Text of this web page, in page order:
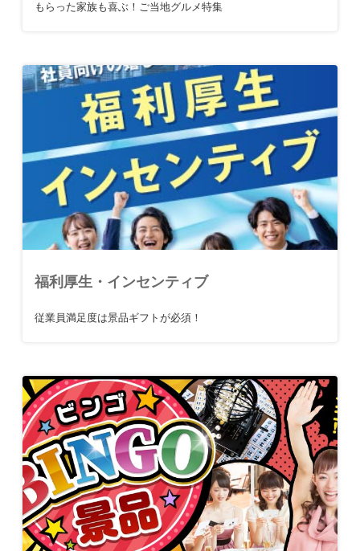
もらった家族も喜ぶ！ご当地グルメ特集
福利厚生・インセンティブ
従業員満足度は景品ギフトが必須！